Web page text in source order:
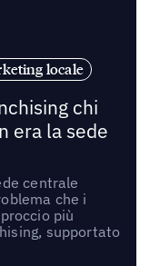
locale
chi
era la sede
centrale
che i
più
supportato